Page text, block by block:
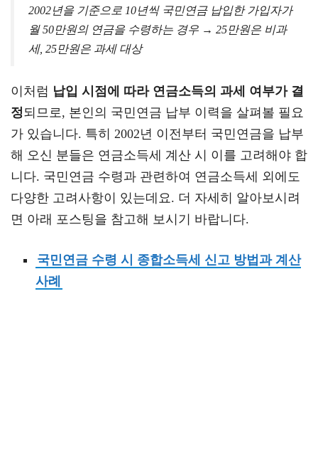
2002년을 기준으로 10년씩 국민연금 납입한 가입자가
월 50만원의 연금을 수령하는 경우 → 25만원은 비과
세, 25만원은 과세 대상
이처럼 납입 시점에 따라 연금소득의 과세 여부가 결
정되므로, 본인의 국민연금 납부 이력을 살펴볼 필요
가 있습니다. 특히 2002년 이전부터 국민연금을 납부
해 오신 분들은 연금소득세 계산 시 이를 고려해야 합
니다. 국민연금 수령과 관련하여 연금소득세 외에도
다양한 고려사항이 있는데요. 더 자세히 알아보시려
면 아래 포스팅을 참고해 보시기 바랍니다.
국민연금 수령 시 종합소득세 신고 방법과 계산
사례